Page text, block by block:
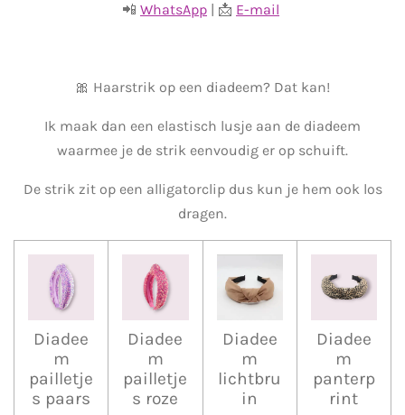
📲 WhatsApp | 📩 E-mail
🎀 Haarstrik op een diadeem? Dat kan!
Ik maak dan een elastisch lusje aan de diadeem
waarmee je de strik eenvoudig er op schuift.
De strik zit op een alligatorclip dus kun je hem ook los
dragen.
Diadee
m
pailletje
s paars
Diadee
m
pailletje
s roze
Diadee
m
lichtbru
in
Diadee
m
panterp
rint